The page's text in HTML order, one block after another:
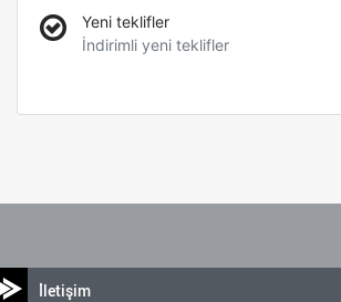
Yeni teklifler
İndirimli yeni teklifler
İletişim